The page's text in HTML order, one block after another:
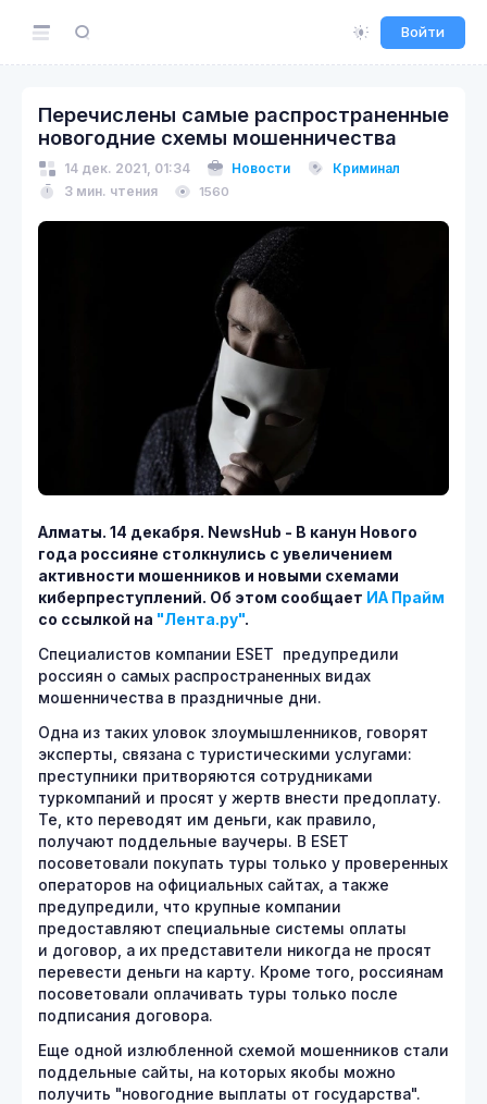
Войти
Перечислены самые распространенные
новогодние схемы мошенничества
14 дек. 2021, 01:34 Новости
Криминал
3 мин. чтения
1560
Алматы. 14 декабря. NewsHub - В канун Нового
года россияне столкнулись с увеличением
активности мошенников и новыми схемами
киберпреступлений. Об этом сообщает ИА Прайм
со ссылкой на "Лента.ру".
Специалистов компании ESET предупредили
россиян о самых распространенных видах
мошенничества в праздничные дни.
Одна из таких уловок злоумышленников, говорят
эксперты, связана с туристическими услугами:
преступники притворяются сотрудниками
туркомпаний и просят у жертв внести предоплату.
Те, кто переводят им деньги, как правило,
получают поддельные ваучеры. В ESET
посоветовали покупать туры только у проверенных
операторов на официальных сайтах, а также
предупредили, что крупные компании
предоставляют специальные системы оплаты
и договор, а их представители никогда не просят
перевести деньги на карту. Кроме того, россиянам
посоветовали оплачивать туры только после
подписания договора.
Еще одной излюбленной схемой мошенников стали
поддельные сайты, на которых якобы можно
получить "новогодние выплаты от государства".